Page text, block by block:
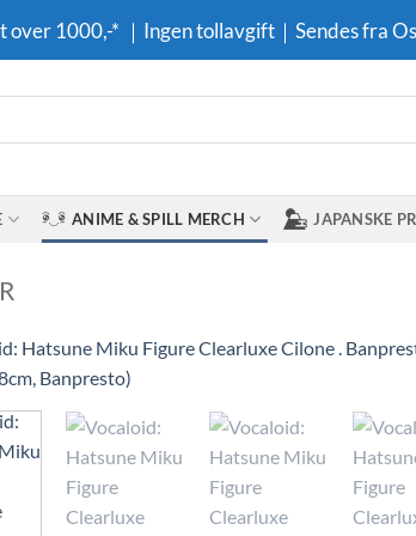
over 1000,-* ｜Ingen tollavgift｜Sendes fra
ANIME & SPILL MERCH JAPANSKE